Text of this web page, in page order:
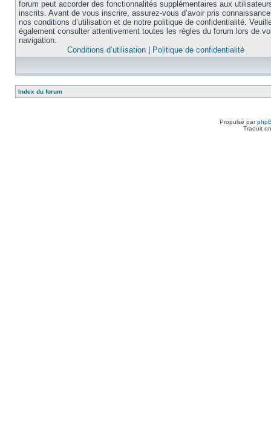
forum peut accorder des fonctionnalités supplémentaires aux
inscrits. Avant de vous inscrire, assurez-vous d’avoir pris
nos conditions d’utilisation et de notre politique de confidentialité.
également consulter attentivement toutes les règles du forum lors de
navigation.
Conditions d’utilisation
Politique de confidentialité
Index du forum
Propulsé par
Traduit